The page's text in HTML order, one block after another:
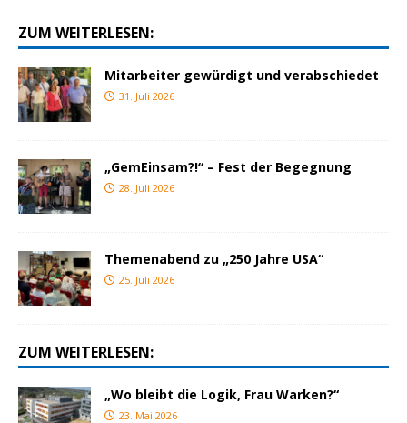
ZUM WEITERLESEN:
Mitarbeiter gewürdigt und verabschiedet
31. Juli 2026
„GemEinsam?!“ – Fest der Begegnung
28. Juli 2026
Themenabend zu „250 Jahre USA“
25. Juli 2026
ZUM WEITERLESEN:
„Wo bleibt die Logik, Frau Warken?“
23. Mai 2026